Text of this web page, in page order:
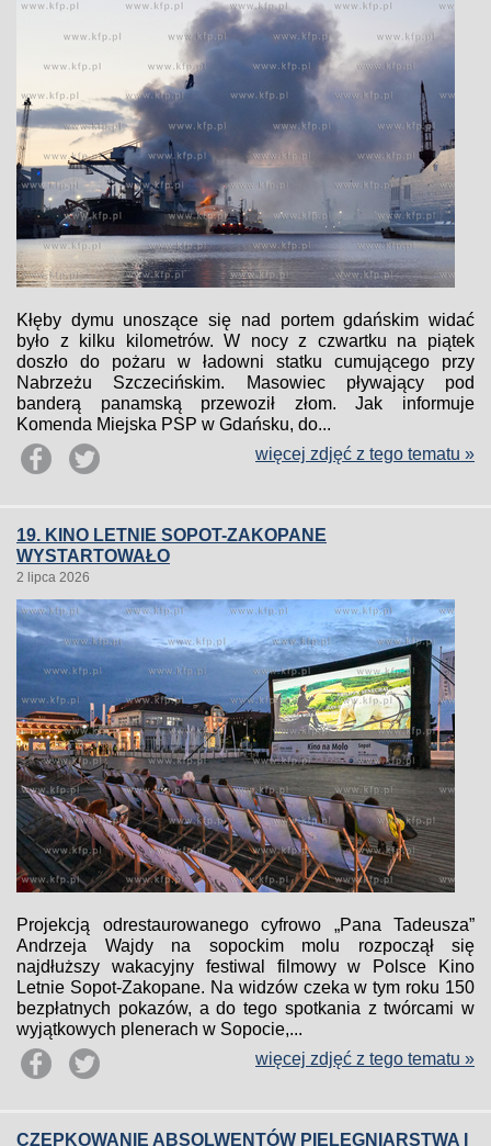
Kłęby dymu unoszące się nad portem gdańskim widać
było z kilku kilometrów. W nocy z czwartku na piątek
doszło do pożaru w ładowni statku cumującego przy
Nabrzeżu Szczecińskim. Masowiec pływający pod
banderą panamską przewoził złom. Jak informuje
Komenda Miejska PSP w Gdańsku, do...
więcej zdjęć z tego tematu »
19. KINO LETNIE SOPOT-ZAKOPANE
WYSTARTOWAŁO
2 lipca 2026
Projekcją odrestaurowanego cyfrowo „Pana Tadeusza”
Andrzeja Wajdy na sopockim molu rozpoczął się
najdłuższy wakacyjny festiwal filmowy w Polsce Kino
Letnie Sopot-Zakopane. Na widzów czeka w tym roku 150
bezpłatnych pokazów, a do tego spotkania z twórcami w
wyjątkowych plenerach w Sopocie,...
więcej zdjęć z tego tematu »
CZEPKOWANIE ABSOLWENTÓW PIELĘGNIARSTWA I